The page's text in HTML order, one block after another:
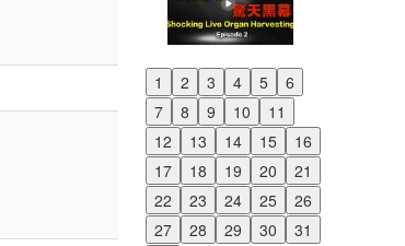
1 2 3 4 5
6
7
8 9 10
11
12
13 14 15
16
17
18 19 20
21
22
23 24 25
26
27
28 29 30
31
Previous
Next